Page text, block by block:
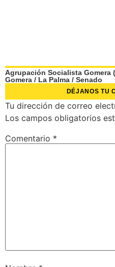
Agrupación Socialista Gomera
Gomera / La Palma / Senado
DÉJANOS TU
Tu dirección de correo
Los campos obligatorios
Comentario *